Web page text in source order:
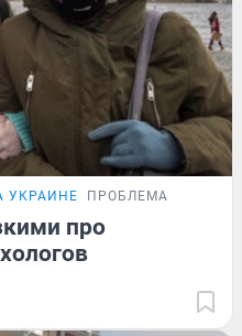
УКРАИНЕ ПРОБЛЕМА
про